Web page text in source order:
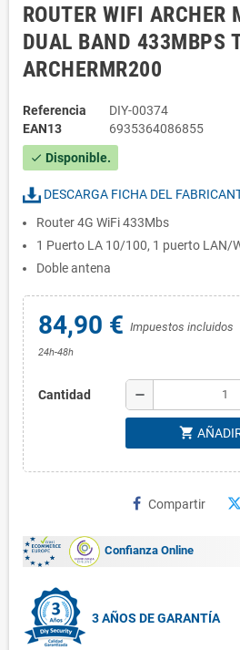
ROUTER WIFI ARCHER
DUAL BAND 433MBPS
ARCHERMR200
Referencia
DIY-00374
EAN13
6935364086855
check Disponible.
DESCARGA FICHA DEL
Router 4G WiFi 433Mbs
1 Puerto LA 10/100, 1 puerto LAN/
Doble antena
84,90 € Impuestos incluidos
24h-48h
Cantidad remove
shopping_cart
Compartir
Confianza Online
3 AÑOS DE GARANTÍA